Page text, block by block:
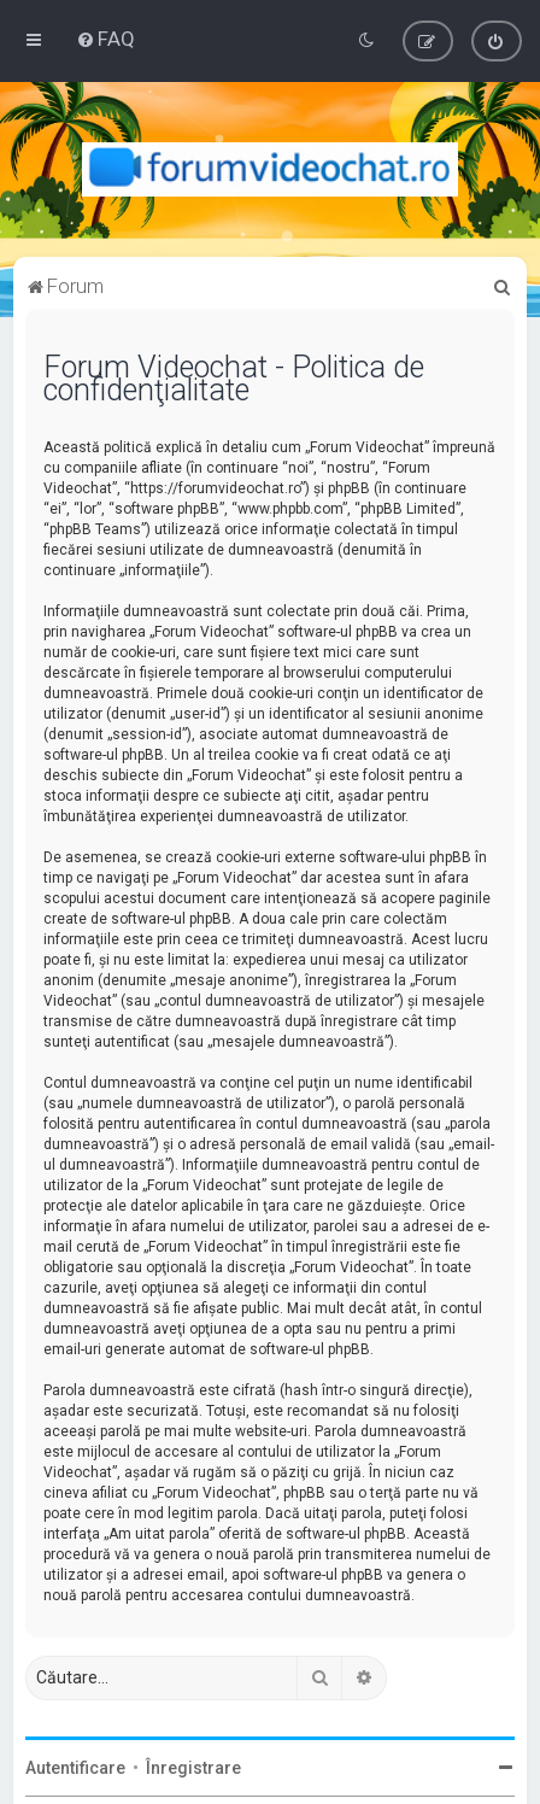
FAQ
Forum
Forum Videochat - Politica de
confidenţialitate
Această politică explică în detaliu cum „Forum Videochat” împreună
cu companiile afliate (în continuare “noi”, “nostru”, “Forum
Videochat”, “https://forumvideochat.ro”) şi phpBB (în continuare
“ei”, “lor”, “software phpBB”, “www.phpbb.com”, “phpBB Limited”,
“phpBB Teams”) utilizează orice informaţie colectată în timpul
fiecărei sesiuni utilizate de dumneavoastră (denumită în
continuare „informaţiile”).
Informaţiile dumneavoastră sunt colectate prin două căi. Prima,
prin navigharea „Forum Videochat” software-ul phpBB va crea un
număr de cookie-uri, care sunt fişiere text mici care sunt
descărcate în fişierele temporare al browserului computerului
dumneavoastră. Primele două cookie-uri conţin un identificator de
utilizator (denumit „user-id”) şi un identificator al sesiunii anonime
(denumit „session-id”), asociate automat dumneavoastră de
software-ul phpBB. Un al treilea cookie va fi creat odată ce aţi
deschis subiecte din „Forum Videochat” şi este folosit pentru a
stoca informaţii despre ce subiecte aţi citit, aşadar pentru
îmbunătăţirea experienţei dumneavoastră de utilizator.
De asemenea, se crează cookie-uri externe software-ului phpBB în
timp ce navigaţi pe „Forum Videochat” dar acestea sunt în afara
scopului acestui document care intenţionează să acopere paginile
create de software-ul phpBB. A doua cale prin care colectăm
informaţiile este prin ceea ce trimiteţi dumneavoastră. Acest lucru
poate fi, şi nu este limitat la: expedierea unui mesaj ca utilizator
anonim (denumite „mesaje anonime”), înregistrarea la „Forum
Videochat” (sau „contul dumneavoastră de utilizator”) şi mesajele
transmise de către dumneavoastră după înregistrare cât timp
sunteţi autentificat (sau „mesajele dumneavoastră”).
Contul dumneavoastră va conţine cel puţin un nume identificabil
(sau „numele dumneavoastră de utilizator”), o parolă personală
folosită pentru autentificarea în contul dumneavoastră (sau „parola
dumneavoastră”) şi o adresă personală de email validă (sau „email-
ul dumneavoastră”). Informaţiile dumneavoastră pentru contul de
utilizator de la „Forum Videochat” sunt protejate de legile de
protecţie ale datelor aplicabile în ţara care ne găzduieşte. Orice
informaţie în afara numelui de utilizator, parolei sau a adresei de e-
mail cerută de „Forum Videochat” în timpul înregistrării este fie
obligatorie sau opţională la discreţia „Forum Videochat”. În toate
cazurile, aveţi opţiunea să alegeţi ce informaţii din contul
dumneavoastră să fie afişate public. Mai mult decât atât, în contul
dumneavoastră aveţi opţiunea de a opta sau nu pentru a primi
email-uri generate automat de software-ul phpBB.
Parola dumneavoastră este cifrată (hash într-o singură direcţie),
aşadar este securizată. Totuşi, este recomandat să nu folosiţi
aceeaşi parolă pe mai multe website-uri. Parola dumneavoastră
este mijlocul de accesare al contului de utilizator la „Forum
Videochat”, aşadar vă rugăm să o păziţi cu grijă. În niciun caz
cineva afiliat cu „Forum Videochat”, phpBB sau o terţă parte nu vă
poate cere în mod legitim parola. Dacă uitaţi parola, puteţi folosi
interfaţa „Am uitat parola” oferită de software-ul phpBB. Această
procedură vă va genera o nouă parolă prin transmiterea numelui de
utilizator şi a adresei email, apoi software-ul phpBB va genera o
nouă parolă pentru accesarea contului dumneavoastră.
Căutare
Autentificare • Înregistrare